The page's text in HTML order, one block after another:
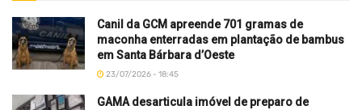
Canil da GCM apreende 701 gramas de
maconha enterradas em plantação de bambus
em Santa Bárbara d’Oeste
23/07/2026 - 18:45
GAMA desarticula imóvel de preparo de